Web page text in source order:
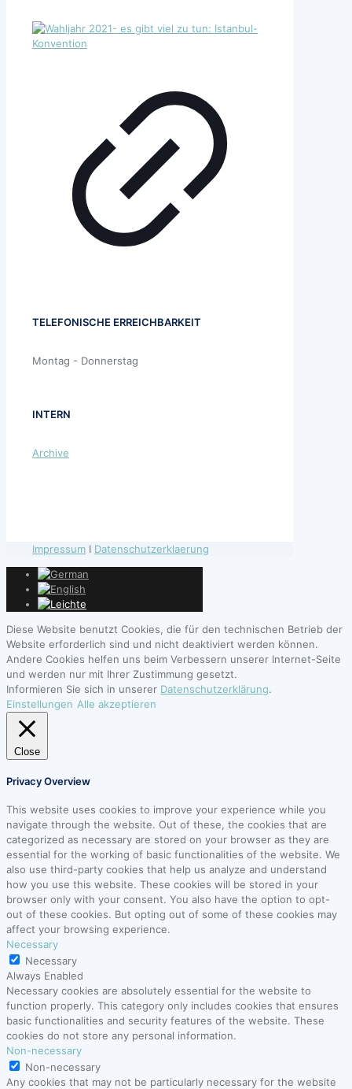
TELEFONISCHE ERREICHBARKEIT
Montag - Donnerstag
INTERN
Archive
Impressum I Datenschutzerklaerung
Diese Website benutzt Cookies, die für den technischen Betrieb der
Website erforderlich sind und nicht deaktiviert werden können.
Andere Cookies helfen uns beim Verbessern unserer Internet-Seite
und werden nur mit Ihrer Zustimmung gesetzt.
Informieren Sie sich in unserer Datenschutzerklärung.
Einstellungen Alle akzeptieren
Close
Privacy Overview
This website uses cookies to improve your experience while you
navigate through the website. Out of these, the cookies that are
categorized as necessary are stored on your browser as they are
essential for the working of basic functionalities of the website. We
also use third-party cookies that help us analyze and understand
how you use this website. These cookies will be stored in your
browser only with your consent. You also have the option to opt-
out of these cookies. But opting out of some of these cookies may
affect your browsing experience.
Necessary
Necessary
Always Enabled
Necessary cookies are absolutely essential for the website to
function properly. This category only includes cookies that ensures
basic functionalities and security features of the website. These
cookies do not store any personal information.
Non-necessary
Non-necessary
Any cookies that may not be particularly necessary for the website